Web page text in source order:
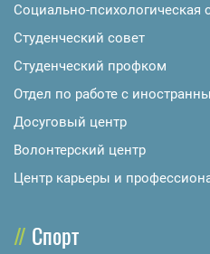
Социально-психологическая
Студенческий совет
Студенческий профком
Отдел по работе с
Досуговый центр
Волонтерский центр
Центр карьеры и
Спорт